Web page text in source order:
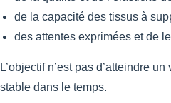
de la capacité des tissus à
des attentes exprimées et de
L’objectif n’est pas d’atteindre
stable dans le temps.